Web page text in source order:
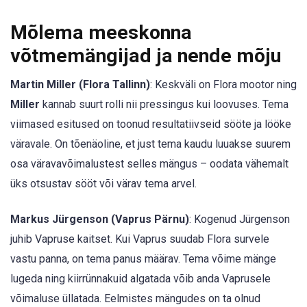
Mõlema meeskonna
võtmemängijad ja nende mõju
Martin Miller (Flora Tallinn): Keskväli on Flora mootor ning
Miller kannab suurt rolli nii pressingus kui loovuses. Tema
viimased esitused on toonud resultatiivseid sööte ja lööke
väravale. On tõenäoline, et just tema kaudu luuakse suurem
osa väravavõimalustest selles mängus – oodata vähemalt
üks otsustav sööt või värav tema arvel.
Markus Jürgenson (Vaprus Pärnu): Kogenud Jürgenson
juhib Vapruse kaitset. Kui Vaprus suudab Flora survele
vastu panna, on tema panus määrav. Tema võime mänge
lugeda ning kiirrünnakuid algatada võib anda Vaprusele
võimaluse üllatada. Eelmistes mängudes on ta olnud